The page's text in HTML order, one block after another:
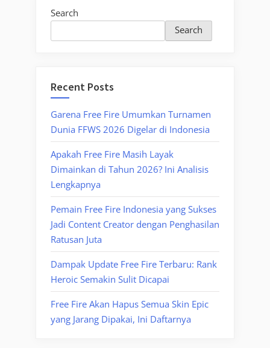
Search
Search
Recent Posts
Garena Free Fire Umumkan Turnamen
Dunia FFWS 2026 Digelar di Indonesia
Apakah Free Fire Masih Layak
Dimainkan di Tahun 2026? Ini Analisis
Lengkapnya
Pemain Free Fire Indonesia yang Sukses
Jadi Content Creator dengan Penghasilan
Ratusan Juta
Dampak Update Free Fire Terbaru: Rank
Heroic Semakin Sulit Dicapai
Free Fire Akan Hapus Semua Skin Epic
yang Jarang Dipakai, Ini Daftarnya